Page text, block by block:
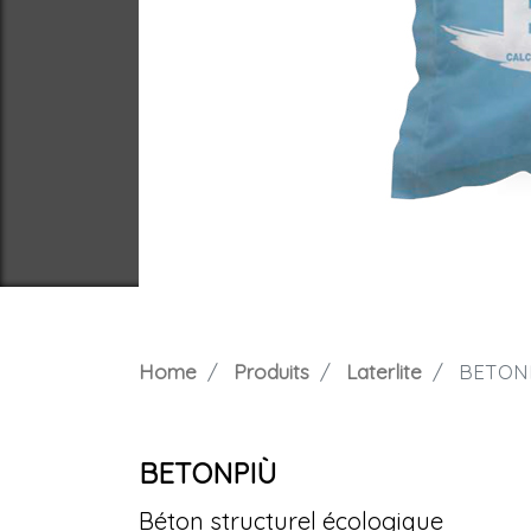
Home Produits Laterlite
BETONPIÙ
Béton structurel écologique